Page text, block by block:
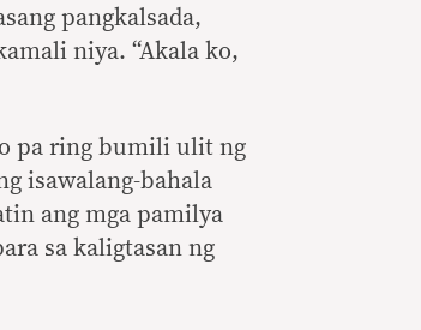
pangkalsada,
niya. “Akala ko,
pa ring bumili ulit ng
isawalang-bahala
ang mga pamilya
sa kaligtasan ng